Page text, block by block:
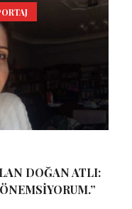
DOĞAN ATLI: